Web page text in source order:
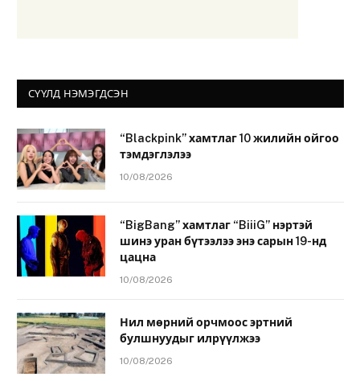
СҮҮЛД НЭМЭГДСЭН
“Blackpink” хамтлаг 10 жилийн ойгоо
тэмдэглэлээ
10/08/2026
“BigBang” хамтлаг “BiiiG” нэртэй
шинэ уран бүтээлээ энэ сарын 19-нд
цацна
10/08/2026
Нил мөрний орчмоос эртний
булшнуудыг илрүүлжээ
10/08/2026